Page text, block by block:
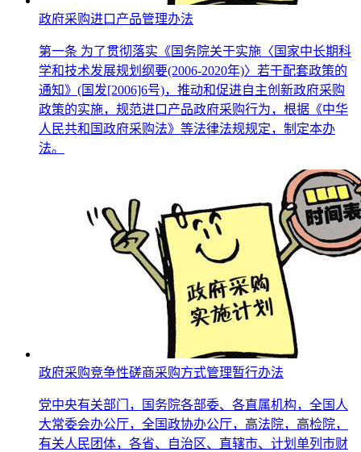
政府采购进口产品管理办法
第一条 为了贯彻落实《国务院关于实施〈国家中长期科
学和技术发展规划纲要(2006-2020年)〉若干配套政策的
通知》(国发[2006]6号)，推动和促进自主创新政府采购
政策的实施，规范进口产品政府采购行为，根据《中华
人民共和国政府采购法》等法律法规规定，制定本办
法。
政府采购竞争性磋商采购方式管理暂行办法
党中央有关部门，国务院各部委、各直属机构，全国人
大常委会办公厅，全国政协办公厅，高法院，高检院，
有关人民团体，各省、自治区、直辖市、计划单列市财